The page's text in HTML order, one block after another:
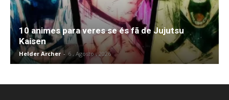
10 animes para veres se és fã de Jujutsu
Kaisen
Helder Archer - 6 , Agosto , 2026